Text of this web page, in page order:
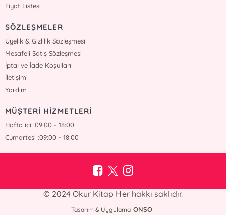
Fiyat Listesi
SÖZLEŞMELER
Üyelik & Gizlilik Sözleşmesi
Mesafeli Satış Sözleşmesi
İptal ve İade Koşulları
İletişim
Yardım
MÜŞTERİ HİZMETLERİ
Hafta içi :09:00 - 18:00
Cumartesi :09:00 - 18:00
© 2024 Okur Kitap Her hakkı saklıdır.
Tasarım & Uygulama ONSO